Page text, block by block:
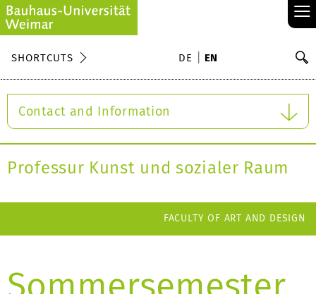
≡
SHORTCUTS DE EN
Contact and Information
Professur Kunst und sozialer Raum
FACULTY OF ART AND DESIGN
Sommersemester